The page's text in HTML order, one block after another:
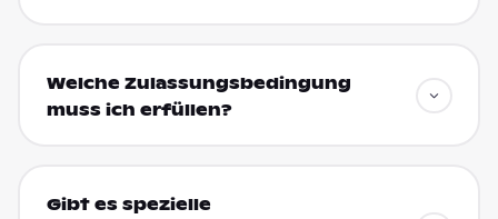
Welche Zulassungsbedingung
muss ich erfüllen?
Gibt es spezielle